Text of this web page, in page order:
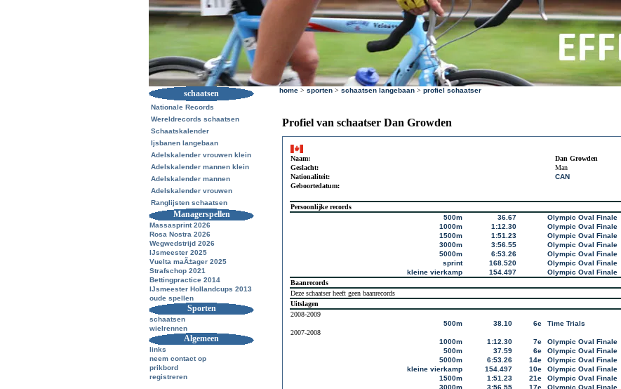
schaatsen
Nationale Records
Wereldrecords schaatsen
Schaatskalender
Ijsbanen langebaan
Adelskalender vrouwen klein
Adelskalender mannen klein
Adelskalender mannen
Adelskalender vrouwen
Ranglijsten schaatsen
Managerspellen
Massasprint 2026
Rosa Nostra 2026
Wegwedstrijd 2026
IJsmeester 2025
Vuelta maÃ±ager 2025
Strafschop 2021
Bettingpractice 2014
IJsmeester Hollandcups 2013
oude spellen
Sporten
schaatsen
wielrennen
Algemeen
links
neem contact op
prikbord
registreren
home > sporten > schaatsen langebaan > profiel schaatser
Profiel van schaatser Dan Growden
Naam:
Dan Growden
Geslacht:
Man
Nationaliteit:
CAN
Geboortedatum:
Persoonlijke records
500m
36.67 Olympic Oval Finale
1000m
1:12.30 Olympic Oval Finale
1500m
1:51.23 Olympic Oval Finale
3000m
3:56.55 Olympic Oval Finale
5000m
6:53.26 Olympic Oval Finale
sprint
168.520 Olympic Oval Finale
kleine vierkamp
154.497 Olympic Oval Finale
Baanrecords
Deze schaatser heeft geen baanrecords
Uitslagen
2008-2009
500m
38.10 6e Time Trials
2007-2008
1000m
1:12.30 7e Olympic Oval Finale
500m
37.59 6e Olympic Oval Finale
5000m
6:53.26 14e Olympic Oval Finale
kleine vierkamp
154.497 10e Olympic Oval Finale
1500m
1:51.23 21e Olympic Oval Finale